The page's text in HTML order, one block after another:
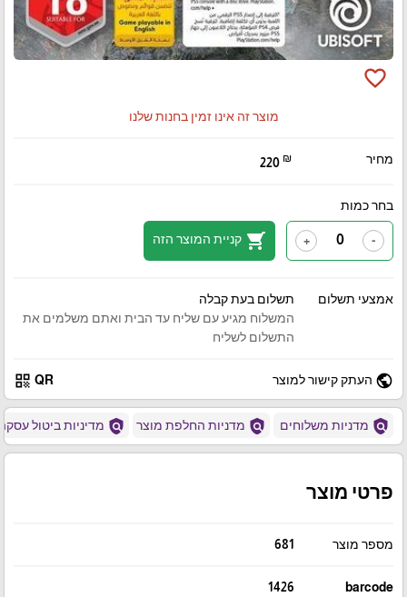
favorite_border
מוצר זה אינו זמין בחנות שלנו
מחיר 220 ₪
בחר כמות
-
+
shopping_cart קניית המוצר הזה
אמצעי תשלום
תשלום בעת קבלה
המשלוח מגיע עם שליח עד הבית ואתם משלמים את
התשלום לשליח
public העתק קישור למוצר QR
qr_code
policy מדניות משלוחים policy מדניות החלפת מוצר policy מדיניות ביטול
פרטי מוצר
מספר מוצר 681
barcode
1426